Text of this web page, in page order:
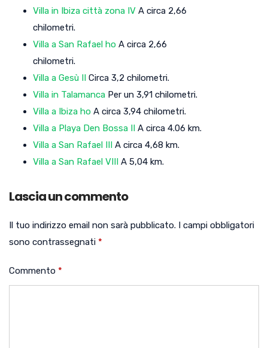
Villa in Ibiza città zona IV A circa 2,66
chilometri.
Villa a San Rafael ho A circa 2,66
chilometri.
Villa a Gesù II Circa 3,2 chilometri.
Villa in Talamanca Per un 3,91 chilometri.
Villa a Ibiza ho A circa 3,94 chilometri.
Villa a Playa Den Bossa II A circa 4.06 km.
Villa a San Rafael III A circa 4,68 km.
Villa a San Rafael VIII A 5,04 km.
Lascia un commento
Il tuo indirizzo email non sarà pubblicato. I campi obbligatori
sono contrassegnati *
Commento *